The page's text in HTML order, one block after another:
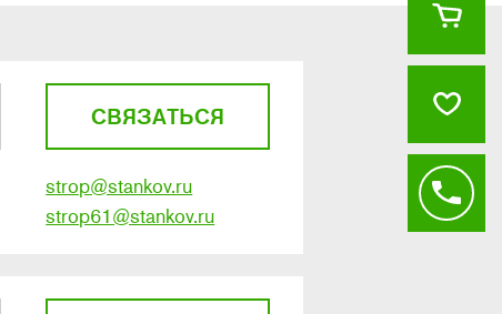
strop@stankov.ru
strop61@stankov.ru
СВЯЗАТЬСЯ